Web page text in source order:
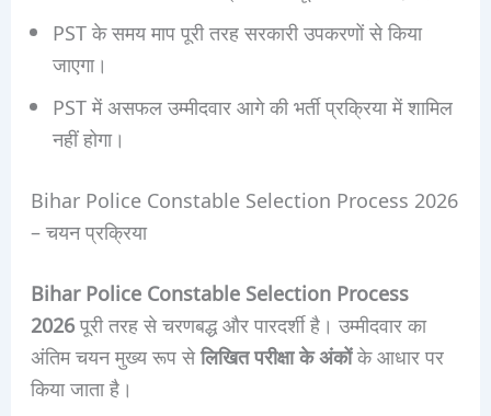
PST के समय माप पूरी तरह सरकारी उपकरणों से किया
जाएगा।
PST में असफल उम्मीदवार आगे की भर्ती प्रक्रिया में शामिल
नहीं होगा।
Bihar Police Constable Selection Process 2026
– चयन प्रक्रिया
Bihar Police Constable Selection Process
2026पूरी तरह से चरणबद्ध और पारदर्शी है। उम्मीदवार का
अंतिम चयन मुख्य रूप सेलिखित परीक्षा के अंकोंके आधार पर
किया जाता है।